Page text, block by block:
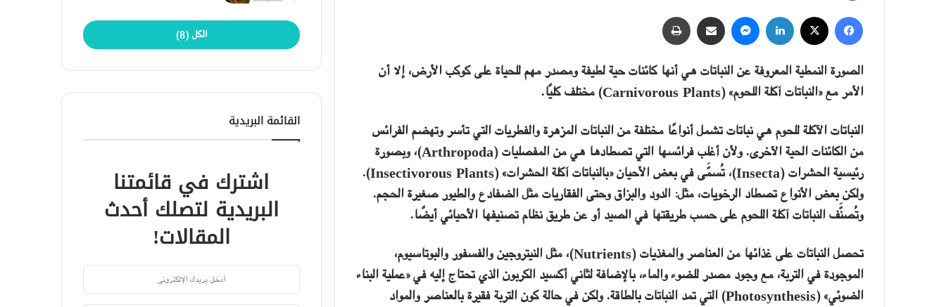
فيسبوك لينكدإن ماسنجر مشاركة عبر البريد
الصورة النمطية المعروفة عن النباتات هي أنهاكائنات حية لطيفة ومصدر مهم للحياة على كوكب الأرض،إلا أن
الأمر مع «النباتات آكلة اللحوم» (
Carnivorous Plants
) مختلف كليًا.
النباتات الآكلة للحوم هي نباتات تشمل أنواعًا مختلفة من النباتات المزهرة والفطريات التي تأسر وتهضم الفرائس
من الكائنات الحية الآخرى. ولأن أغلب فرائسها التي تصطادها هي من المفصليات(Arthropoda)
، وبصورة
رئيسية الحشرات(Insecta) ، تُسمَّى في بعض الأحيان «بالنباتات آكلة الحشرات» (Insectivorous Plants
).
ولكن بعض الأنواع تصطاد الرخويات، مثل: الدود والبزاق وحتى الفقاريات مثل الضفادع والطيور صغيرة الحجم.
وتُصنَّف النباتات آكلة اللحوم على حسب طريقتها في الصيد أو عن طريق نظام تصنيفها الأحيائي أيضًا.
تحصل النباتات على غذائها من العناصر والمغذيات(
Nutrients)، مثل النيتروجين والفسفور والبوتاسيوم،
الموجودة في التربة، مع وجود مصدر للضوء والماء، بالإضافة لثاني أكسيد الكربون الذي تحتاج إليه في «عملية البناء
الضوئي»(
Photosynthesis) التي تمد النباتات بالطاقة. ولكن في حالة كون التربة فقيرة بالعناصر والمواد
الكل (8)
القائمة البريدية
اشترك في قائمتنا
البريدية لتصلك أحدث
المقالات!